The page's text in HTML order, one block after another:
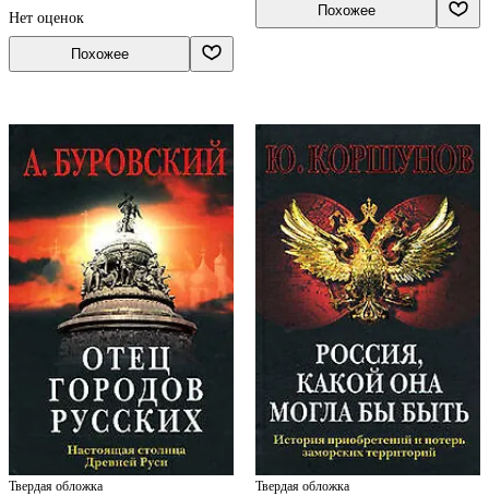
Нет оценок
Похожее
Похожее
Твердая обложка Твердая обложка